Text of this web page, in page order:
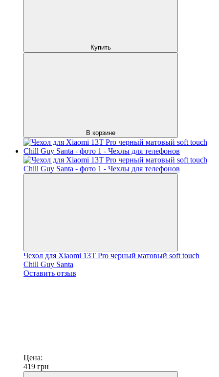
Купить
В корзине
Чехол для Xiaomi 13T Pro черный матовый soft touch
Chill Guy Santa
Оставить отзыв
Цена:
419 грн